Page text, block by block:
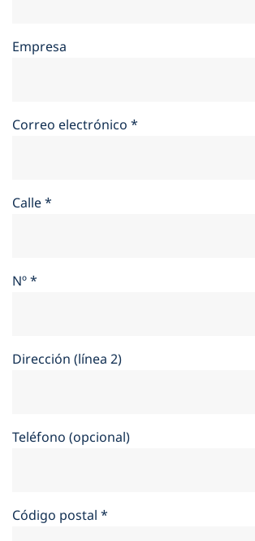
Empresa
Correo electrónico *
Calle*
Nº*
Dirección (línea 2)
Teléfono (opcional)
Código postal *